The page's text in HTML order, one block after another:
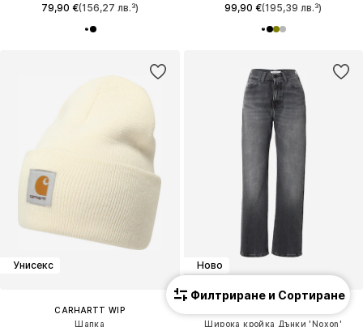
79,90 €(156,27 лв.³) 99,90 €(195,39 лв.³)
Унисекс
CARHARTT WIP
Шапка
Ново
Широка кройка Дънки 'Noxon'
Филтриране и Сортиране